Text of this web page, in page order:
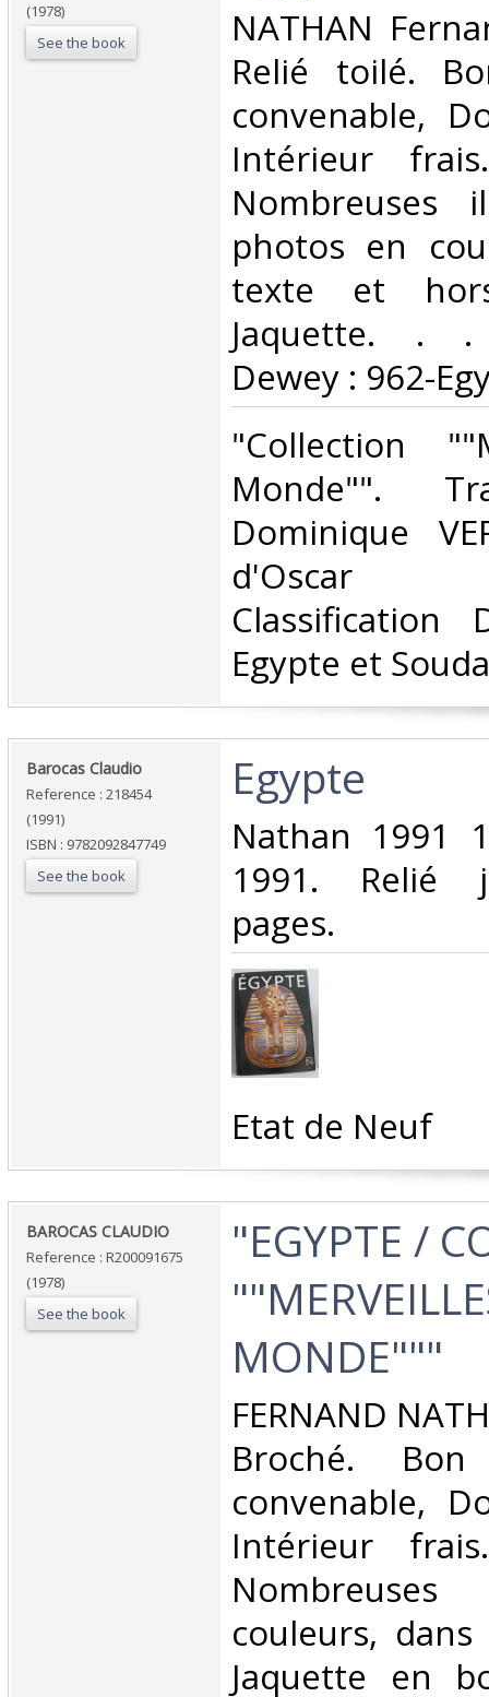
(1978)
See the book
‎NATHAN
Relié toilé.
convenable,
Intérieur
Nombreuses
photos en
texte et
Jaquette. . .
Dewey : 962-
‎"Collection
Monde"".
Dominique
d'Oscar
Classification
Egypte et
‎Barocas Claudio‎
Reference : 218454
(1991)
ISBN : 9782092847749
See the book
‎Egypte‎
‎Nathan 1991
1991. Relié
pages.‎
‎Etat de Neuf‎
‎BAROCAS CLAUDIO‎
Reference : R200091675
(1978)
See the book
‎"EGYPTE /
MONDE"""‎
‎FERNAND
Broché.
convenable,
Intérieur
couleurs,
Jaquette en